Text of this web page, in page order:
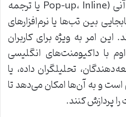
انگلیسی با ارائه ترجمه آنی (Pop-up، Inline یا ترجمه
بین تب‌ها یا نرم‌افزارهای
امر به ویژه برای کاربران
با داکیومنت‌های انگلیسی
تحلیلگران داده، یا
است و به آن‌ها امکان می‌دهد تا
پردازش کنند.